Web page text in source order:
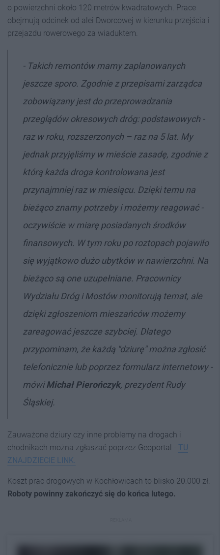
o powierzchni około 120 metrów kwadratowych. Prace
obejmują odcinek od alei Dworcowej w kierunku przejścia i
przejazdu rowerowego za wiaduktem.
- Takich remontów mamy zaplanowanych
jeszcze sporo. Zgodnie z przepisami zarządca
zobowiązany jest do przeprowadzania
przeglądów okresowych dróg: podstawowych -
raz w roku, rozszerzonych – raz na 5 lat. My
jednak przyjęliśmy w mieście zasadę, zgodnie z
którą każda droga kontrolowana jest
przynajmniej raz w miesiącu. Dzięki temu na
bieżąco znamy potrzeby i możemy reagować -
oczywiście w miarę posiadanych środków
finansowych. W tym roku po roztopach pojawiło
się wyjątkowo dużo ubytków w nawierzchni. Na
bieżąco są one uzupełniane. Pracownicy
Wydziału Dróg i Mostów monitorują temat, ale
dzięki zgłoszeniom mieszańców możemy
zareagować jeszcze szybciej. Dlatego
przypominam, że każdą "dziurę" można zgłosić
telefonicznie lub poprzez formularz internetowy -
mówiMichał Pierończyk, prezydent Rudy
Śląskiej.
Zauważone dziury czy inne problemy na drogach i
chodnikach można zgłaszać poprzez Geoportal - TU
ZNAJDZIECIE LINK.
Koszt prac drogowych w Kochłowicach to blisko 20.000 zł.
Roboty powinny zakończyć się do końca lutego.